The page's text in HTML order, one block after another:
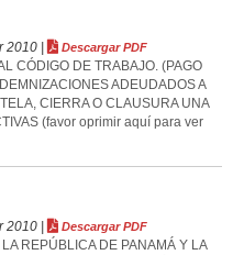
2010 | Descargar PDF
CÓDIGO DE TRABAJO. (PAGO
ADEUDADOS A
CIERRA O CLAUSURA UNA
(favor oprimir aquí para ver
2010 | Descargar PDF
REPÚBLICA DE PANAMÁ Y LA